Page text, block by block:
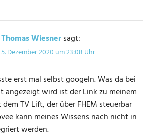
Thomas Wiesnersagt:
5. Dezember 2020 um 23:08 Uhr
erst mal selbst googeln. Was da bei
angezeigt wird ist der Link zu meinem
TV Lift, der über FHEM steuerbar
kann meines Wissens nach nicht in
werden.